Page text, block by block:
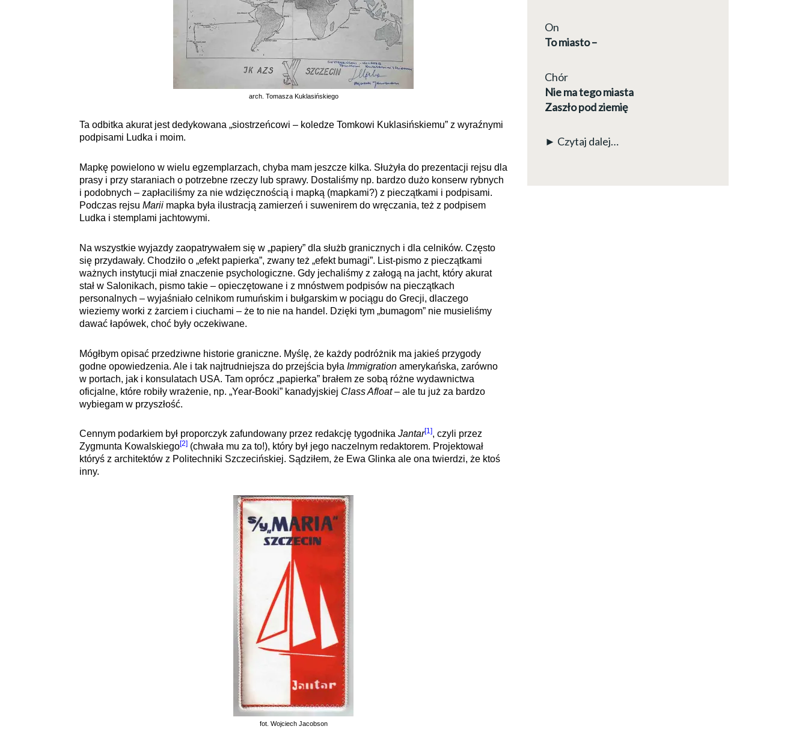
arch. Tomasza Kuklasińskiego
Ta odbitka akurat jest dedykowana „siostrzeńcowi – koledze Tomkowi Kuklasińskiemu” z wyraźnymi
podpisami Ludka i moim.
Mapkę powielono w wielu egzemplarzach, chyba mam jeszcze kilka. Służyła do prezentacji rejsu dla
prasy i przy staraniach o potrzebne rzeczy lub sprawy. Dostaliśmy np. bardzo dużo konserw rybnych
i podobnych – zapłaciliśmy za nie wdzięcznością i mapką (mapkami?) z pieczątkami i podpisami.
Podczas rejsu Marii mapka była ilustracją zamierzeń i suwenirem do wręczania, też z podpisem
Ludka i stemplami jachtowymi.
Na wszystkie wyjazdy zaopatrywałem się w „papiery” dla służb granicznych i dla celników. Często
się przydawały. Chodziło o „efekt papierka”, zwany też „efekt bumagi”. List-pismo z pieczątkami
ważnych instytucji miał znaczenie psychologiczne. Gdy jechaliśmy z załogą na jacht, który akurat
stał w Salonikach, pismo takie – opieczętowane i z mnóstwem podpisów na pieczątkach
personalnych – wyjaśniało celnikom rumuńskim i bułgarskim w pociągu do Grecji, dlaczego
wieziemy worki z żarciem i ciuchami – że to nie na handel. Dzięki tym „bumagom” nie musieliśmy
dawać łapówek, choć były oczekiwane.
Mógłbym opisać przedziwne historie graniczne. Myślę, że każdy podróżnik ma jakieś przygody
godne opowiedzenia. Ale i tak najtrudniejsza do przejścia była Immigration amerykańska, zarówno
w portach, jak i konsulatach USA. Tam oprócz „papierka” brałem ze sobą różne wydawnictwa
oficjalne, które robiły wrażenie, np. „Year-Booki” kanadyjskiej Class Afloat– ale tu już za bardzo
wybiegam w przyszłość.
Cennym podarkiem był proporczyk zafundowany przez redakcję tygodnika Jantar[1], czyli przez
Zygmunta Kowalskiego[2] (chwała mu za to!), który był jego naczelnym redaktorem. Projektował
któryś z architektów z Politechniki Szczecińskiej. Sądziłem, że Ewa Glinka ale ona twierdzi, że ktoś
inny.
fot. Wojciech Jacobson
On
To miasto –
Chór
Nie ma tego miasta
Zaszło pod ziemię
► Czytaj dalej…